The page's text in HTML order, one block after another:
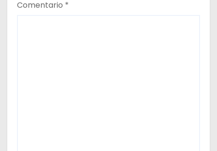
Comentario *